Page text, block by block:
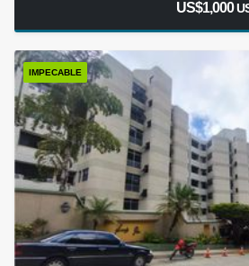
US$1,000
IMPECABLE